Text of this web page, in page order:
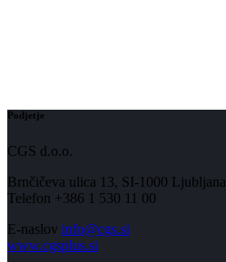
Podjetje
CGS d.o.o.
Brnčičeva ulica 13, SI-1000 Ljubljana
Telefon +386 1 530 11 00
E-naslov info@cgs.si
www.cgsplus.si